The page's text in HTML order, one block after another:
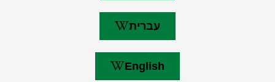
עברית
English